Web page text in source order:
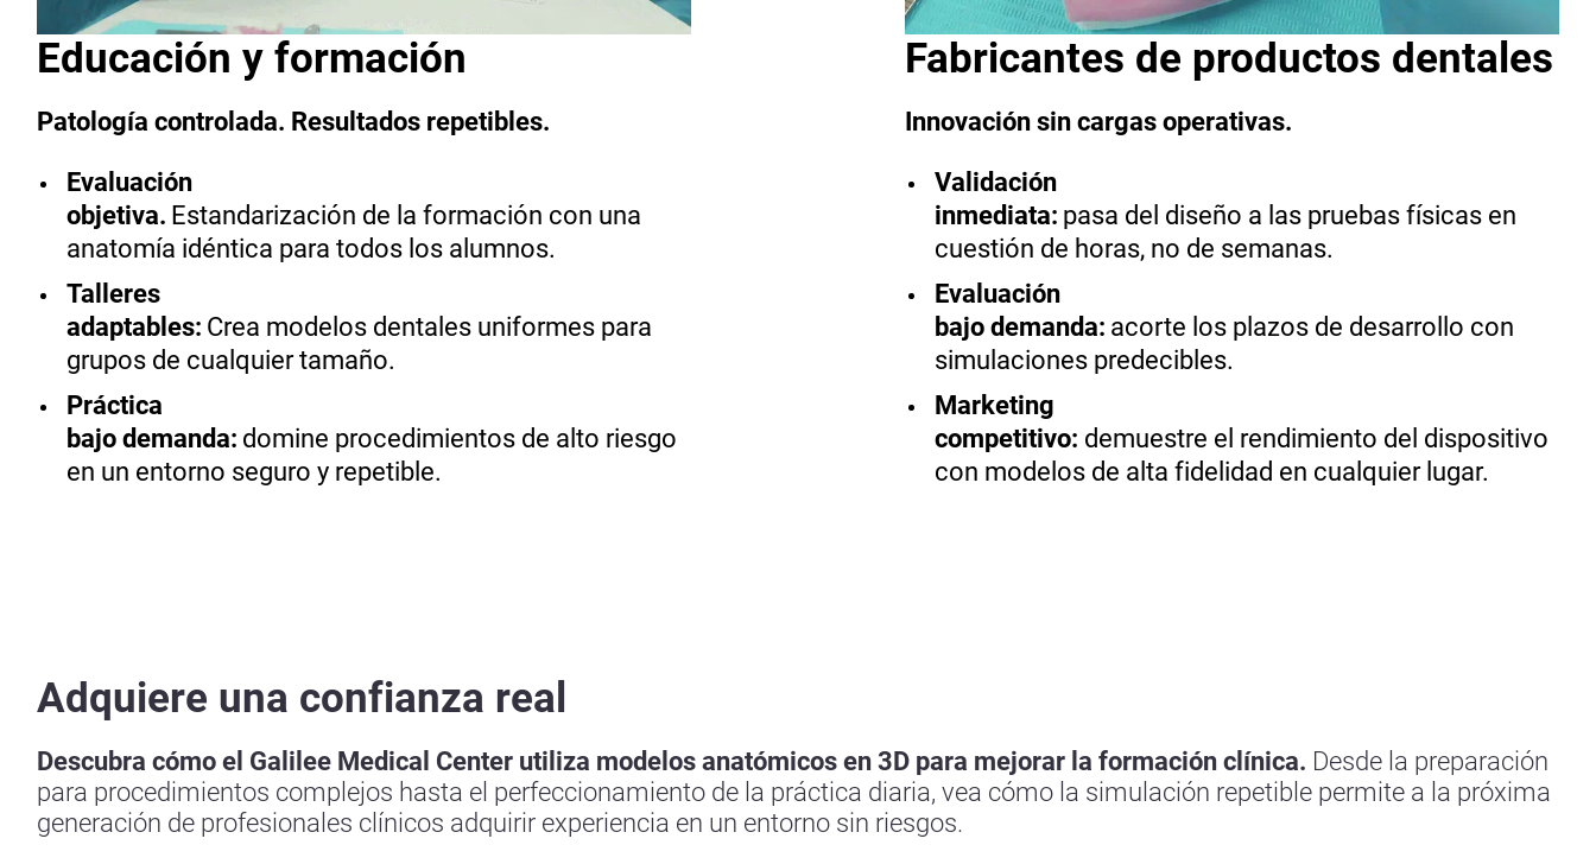
Educación y formación
Patología controlada. Resultados repetibles.
Evaluación
objetiva. Estandarización de la formación con una
anatomía idéntica para todos los alumnos.
Talleres
adaptables: Crea modelos dentales uniformes para
grupos de cualquier tamaño.
Práctica
bajo demanda: domine procedimientos de alto riesgo
en un entorno seguro y repetible.
Fabricantes de productos dentales
Innovación sin cargas operativas.
Validación
inmediata: pasa del diseño a las pruebas físicas en
cuestión de horas, no de semanas.
Evaluación
bajo demanda: acorte los plazos de desarrollo con
simulaciones predecibles.
Marketing
competitivo: demuestre el rendimiento del dispositivo
con modelos de alta fidelidad en cualquier lugar.
Adquiere una confianza real
Descubra cómo el Galilee Medical Center utiliza modelos anatómicos en 3D para mejorar la formación clínica. Desde la preparación
para procedimientos complejos hasta el perfeccionamiento de la práctica diaria, vea cómo la simulación repetible permite a la próxima
generación de profesionales clínicos adquirir experiencia en un entorno sin riesgos.